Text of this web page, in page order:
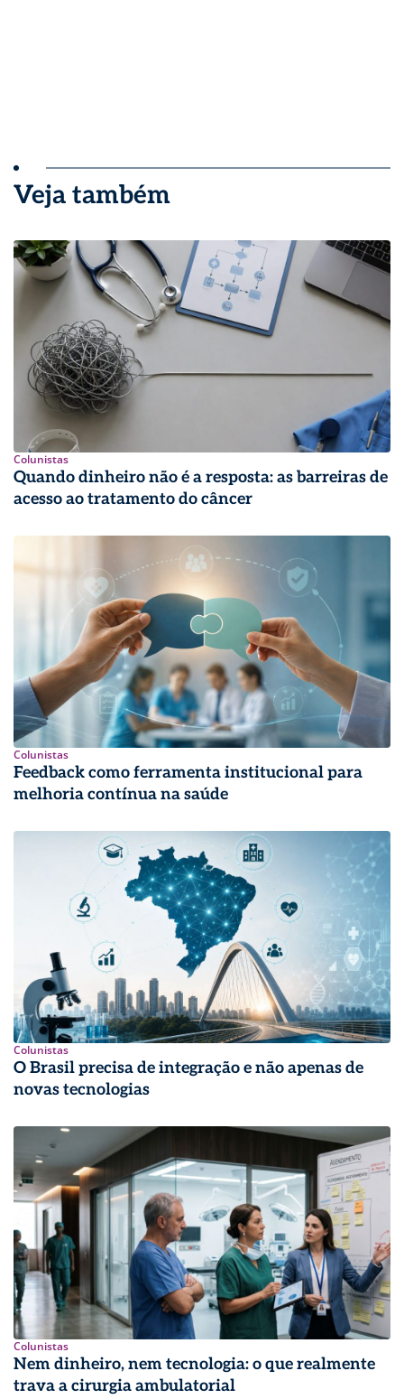
Veja também
Colunistas
Quando dinheiro não é a resposta: as barreiras de
acesso ao tratamento do câncer
Colunistas
Feedback como ferramenta institucional para
melhoria contínua na saúde
Colunistas
O Brasil precisa de integração e não apenas de
novas tecnologias
Colunistas
Nem dinheiro, nem tecnologia: o que realmente
trava a cirurgia ambulatorial